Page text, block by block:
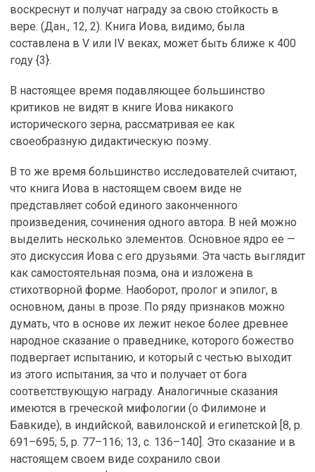
воскреснут и получат награду за свою стойкость в
вере. (Дан., 12, 2). Книга Иова, видимо, была
составлена в V или IV веках, может быть ближе к 400
году {3}.
В настоящее время подавляющее большинство
критиков не видят в книге Иова никакого
исторического зерна, рассматривая ее как
своеобразную дидактическую поэму.
В то же время большинство исследователей считают,
что книга Иова в настоящем своем виде не
представляет собой единого законченного
произведения, сочинения одного автора. В ней можно
выделить несколько элементов. Основное ядро ее —
это дискуссия Иова с его друзьями. Эта часть выглядит
как самостоятельная поэма, она и изложена в
стихотворной форме. Наоборот, пролог и эпилог, в
основном, даны в прозе. По ряду признаков можно
думать, что в основе их лежит некое более древнее
народное сказание о праведнике, которого божество
подвергает испытанию, и который с честью выходит
из этого испытания, за что и получает от бога
соответствующую награду. Аналогичные сказания
имеются в греческой мифологии (о Филимоне и
Бавкиде), в индийской, вавилонской и египетской [8, p.
691–695; 5, p. 77–116; 13, с. 136–140]. Это сказание и в
настоящем своем виде сохранило свои